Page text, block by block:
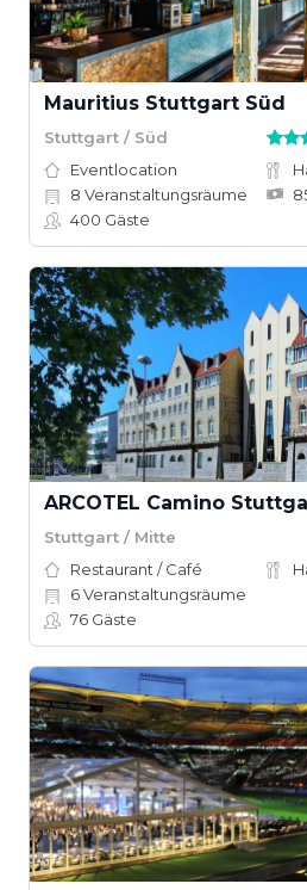
Mauritius Stuttgart Süd
Stuttgart / Süd
Eventlocation
8 Veranstaltungsräume
400 Gäste
ARCOTEL Camino
Stuttgart / Mitte
Restaurant / Café
6Veranstaltungsräume
76 Gäste